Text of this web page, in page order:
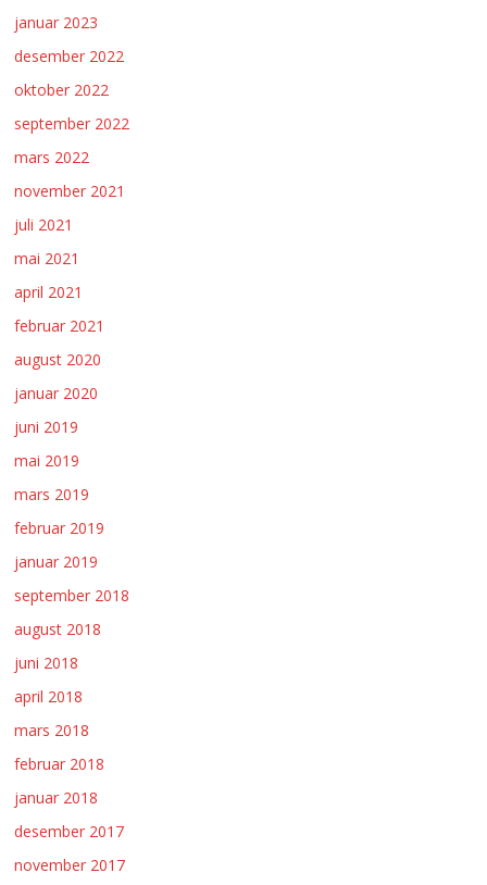
januar 2023
desember 2022
oktober 2022
september 2022
mars 2022
november 2021
juli 2021
mai 2021
april 2021
februar 2021
august 2020
januar 2020
juni 2019
mai 2019
mars 2019
februar 2019
januar 2019
september 2018
august 2018
juni 2018
april 2018
mars 2018
februar 2018
januar 2018
desember 2017
november 2017